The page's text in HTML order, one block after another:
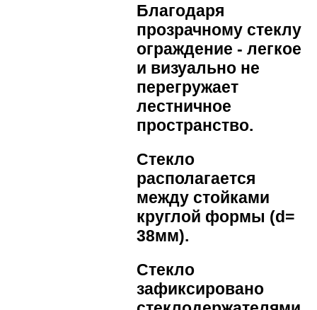
Благодаря
прозрачному стеклу
ограждение - легкое
и визуально не
перегружает
лестничное
пространство.
Стекло
располагается
между стойками
круглой формы (d=
38мм).
Стекло
зафиксировано